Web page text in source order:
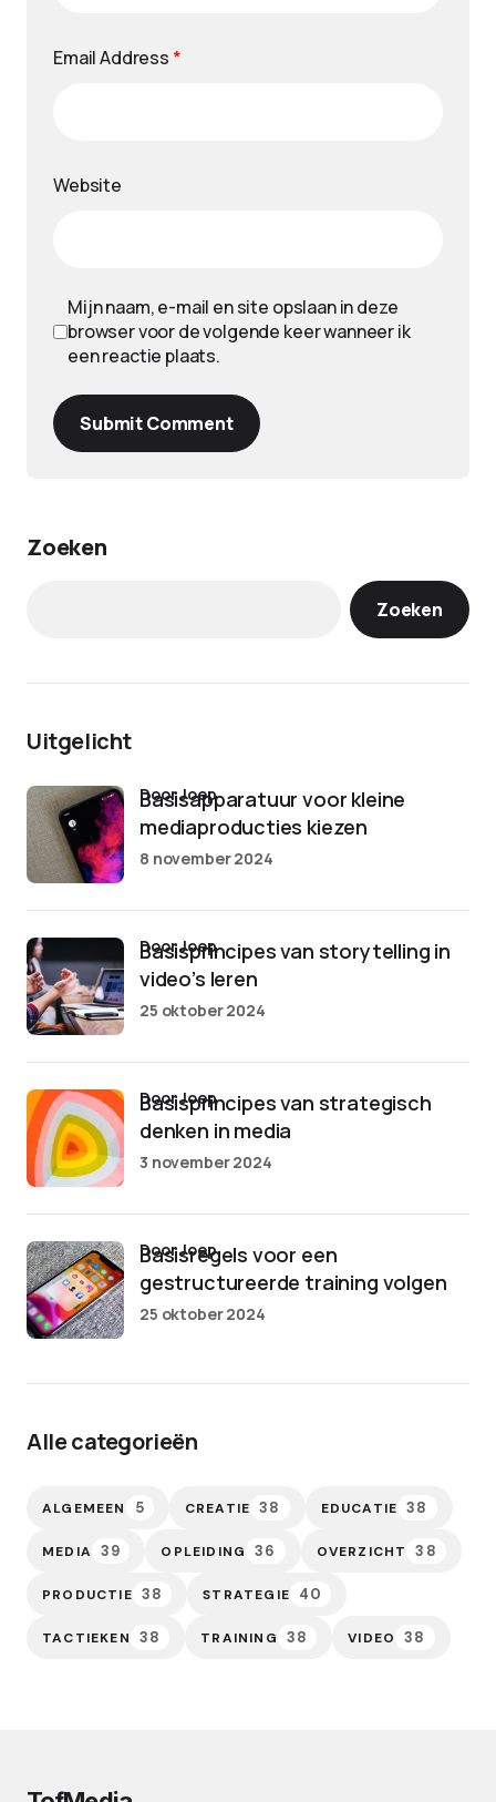
Email Address *
Website
Mijn naam, e-mail en site opslaan in deze
browser voor de volgende keer wanneer ik
een reactie plaats.
Submit Comment
Zoeken
Zoeken
Uitgelicht
Basisapparatuur voor kleine
mediaproducties kiezen
door Joep
8 november 2024
Basisprincipes van storytelling in
video’s leren
door Joep
25 oktober 2024
Basisprincipes van strategisch
denken in media
door Joep
3 november 2024
Basisregels voor een
gestructureerde training volgen
door Joep
25 oktober 2024
Alle categorieën
ALGEMEEN 5 CREATIE 38 EDUCATIE 38
MEDIA 39 OPLEIDING 36 OVERZICHT 38
PRODUCTIE 38 STRATEGIE 40
TACTIEKEN 38 TRAINING 38 VIDEO 38